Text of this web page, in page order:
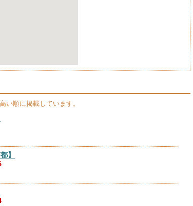
い順に掲載しています。
】